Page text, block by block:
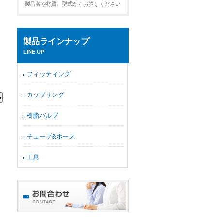
製品名や材質、型式からお探しください
製品ラインナップ
LINE UP
フィッティング
カップリング
樹脂バルブ
チューブ&ホース
工具